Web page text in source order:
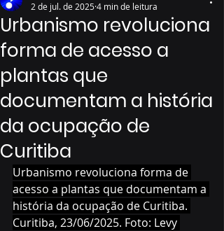
Urbanismo revoluciona
forma de acesso a
plantas que
documentam a história
da ocupação de
Curitiba
2 de jul. de 20254 min de leitura
Urbanismo revoluciona forma de
acesso a plantas que documentam a
história da ocupação de Curitiba.
Curitiba, 23/06/2025. Foto: Levy